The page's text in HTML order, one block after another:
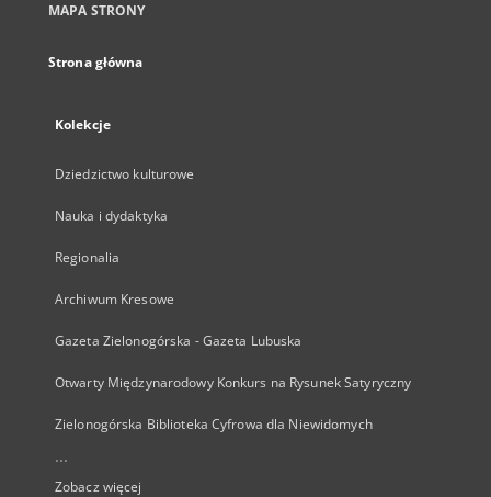
MAPA STRONY
Strona główna
Kolekcje
Dziedzictwo kulturowe
Nauka i dydaktyka
Regionalia
Archiwum Kresowe
Gazeta Zielonogórska - Gazeta Lubuska
Otwarty Międzynarodowy Konkurs na Rysunek Satyryczny
Zielonogórska Biblioteka Cyfrowa dla Niewidomych
...
Zobacz więcej